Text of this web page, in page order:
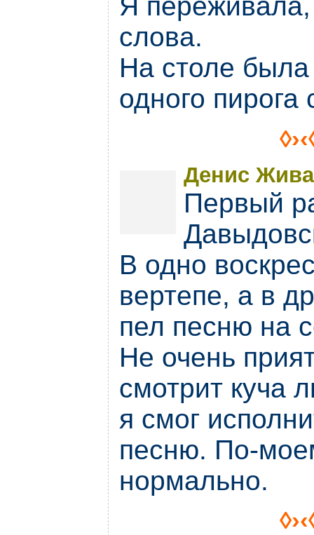
Я переживала,
слова.
На столе
одного пирога
Денис
Первый
В одно
вертепе, а в
пел песню на
Не очень
смотрит куча
я смог
песню. По-
нормально.